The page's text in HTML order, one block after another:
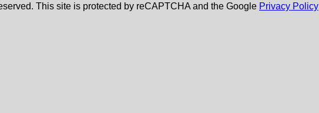
This site is protected by reCAPTCHA and the Google Privacy Policy